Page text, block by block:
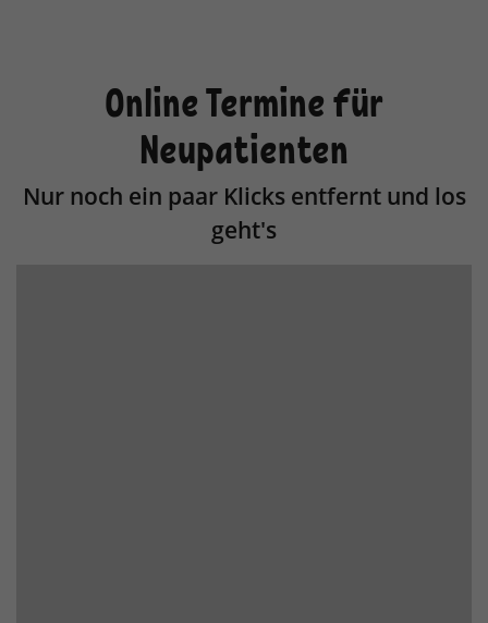
Online Termine für
Neupatienten
Nur noch ein paar Klicks entfernt und los
geht's